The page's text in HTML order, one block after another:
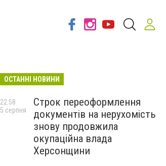
ОСТАННІ НОВИНИ
Строк переоформлення
документів на нерухомість
знову продовжила
окупаційна влада
Херсонщини
22:58
5 серпня